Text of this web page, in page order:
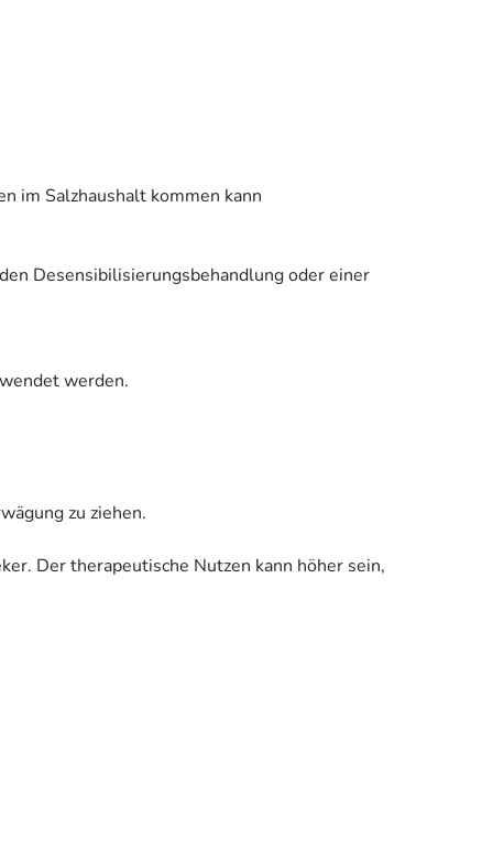
im Salzhaushalt kommen kann
Desensibilisierungsbehandlung oder einer
werden.
zu ziehen.
Der therapeutische Nutzen kann höher sein,